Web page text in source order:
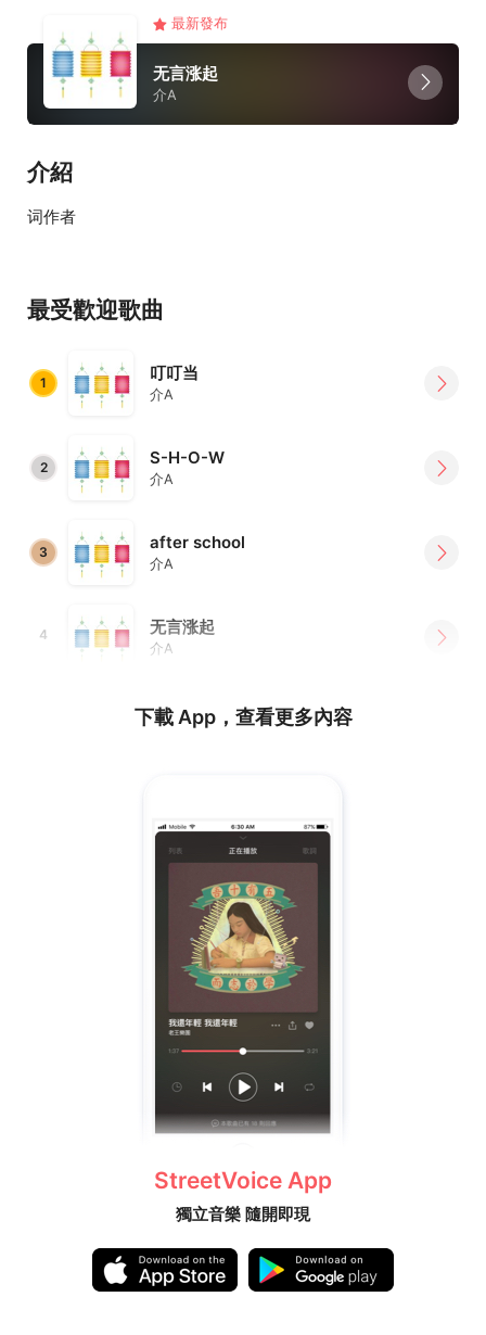
最新發布
无言涨起
介A
介紹
词作者
最受歡迎歌曲
1 叮叮当
介A
2 S-H-O-W
介A
3 after school
介A
4 无言涨起
介A
下載 App，查看更多內容
StreetVoice App
獨立音樂 隨開即現